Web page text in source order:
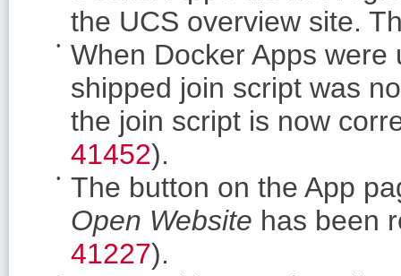
the UCS overview site.
When Docker Apps
shipped join script was
the join script is now
41452).
The button on the App
Open Website has been
41227).